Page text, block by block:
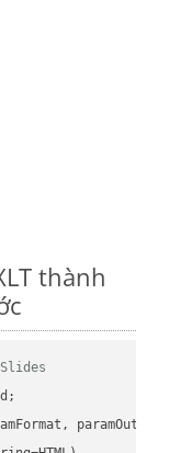
thành